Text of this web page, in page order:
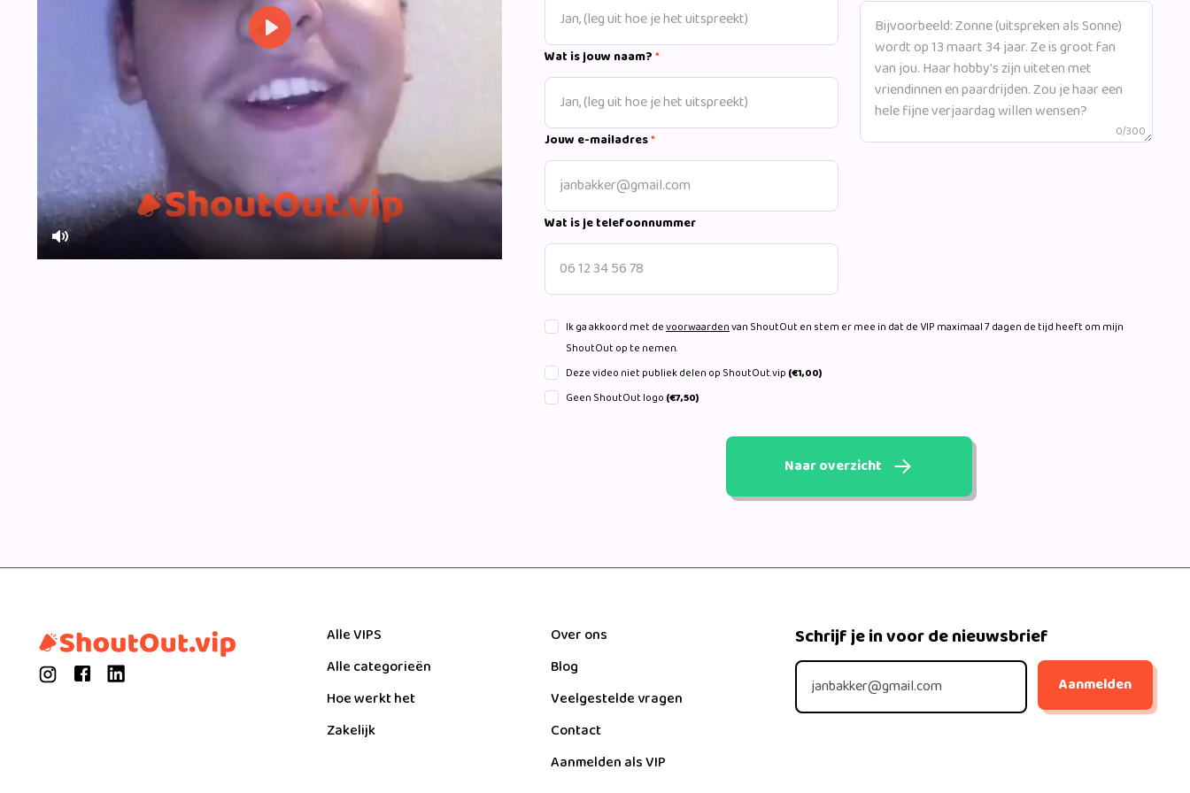
Mute
Play Wat is jouw naam?*
Jouw e-mailadres*
Wat is je telefoonnummer
0/300
Ik ga akkoord met devoorwaardenvan ShoutOut en stem er mee in dat de VIP maximaal 7 dagen de tijd heeft om mijn
ShoutOut op te nemen.
Deze video niet publiek delen op ShoutOut.vip (€1,00)
Geen ShoutOut logo (€7,50)
Naar overzicht
Alle VIPS
Alle categorieën
Hoe werkt het
Zakelijk
Over ons
Blog
Veelgestelde vragen
Contact
Aanmelden als VIP
Schrijf je in voor de nieuwsbrief
Aanmelden